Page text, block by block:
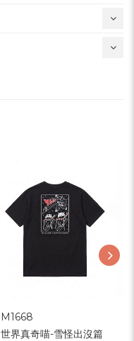
M1668
世界真奇喵-雪怪出沒篇